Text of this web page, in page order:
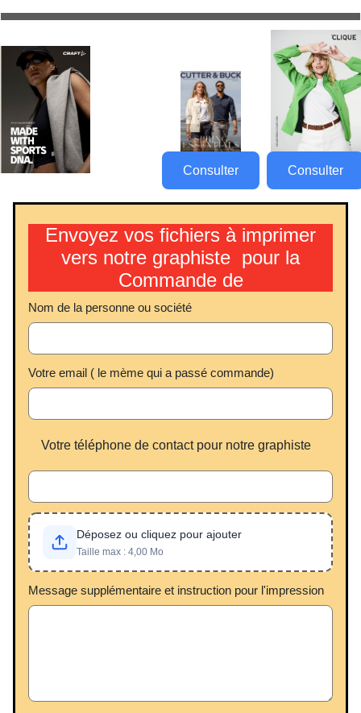
Consulter Consulter
Envoyez vos fichiers à imprimer
vers notre graphiste pour la
Commande de
Nom de la personne ou société
Votre email ( le mème qui a passé commande)
Votre téléphone de contact pour notre graphiste
Déposez ou cliquez pour ajouter
Taille max : 4,00 Mo
Message supplémentaire et instruction pour l'impression